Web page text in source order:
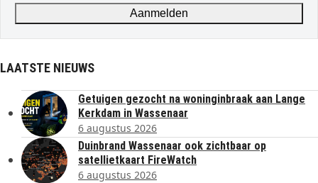
Aanmelden
LAATSTE NIEUWS
Getuigen gezocht na woninginbraak aan Lange
Kerkdam in Wassenaar
6 augustus 2026
Duinbrand Wassenaar ook zichtbaar op
satellietkaart FireWatch
6 augustus 2026